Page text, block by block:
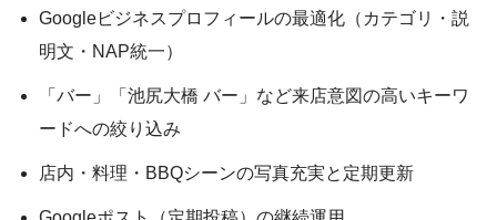
Googleビジネスプロフィールの最適化（カテゴリ・説
明文・NAP統一）
「バー」「池尻大橋 バー」など来店意図の高いキーワ
ードへの絞り込み
店内・料理・BBQシーンの写真充実と定期更新